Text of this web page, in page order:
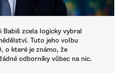
Babiš zcela logicky vybral
Tuto jeho volbu
o které je známo, že
odborníky vůbec na nic.